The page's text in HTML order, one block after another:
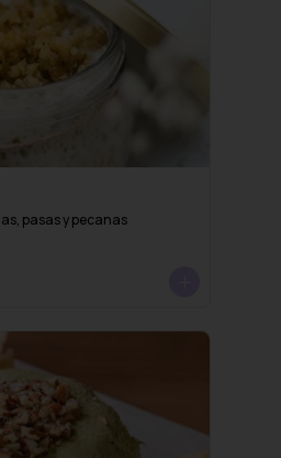
pasas y pecanas